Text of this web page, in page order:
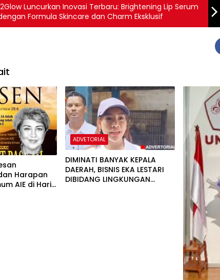
Luncurkan Inovasi Terbaru: Brightening Lip Serum
Formula Skincare dan Charm Eksklusif
Harapan
AIE di Hari
ADVETORIAL
DIMINATI BANYAK KEPALA
DAERAH, BISNIS EKA LESTARI
DIBIDANG LINGKUNGAN